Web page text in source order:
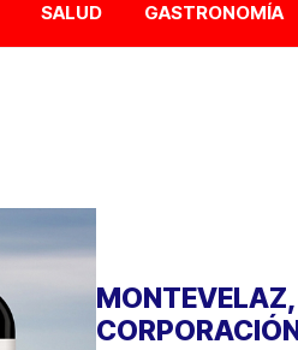
SALUD GASTRONOMÍA